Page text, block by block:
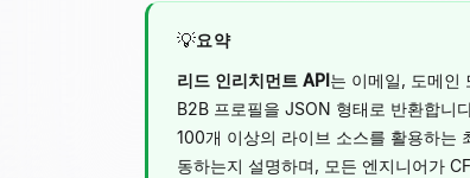
💡요약
리드 인리치먼트 API는 이메일, 도메인
B2B 프로필을 JSON 형태로 반환합니
100개 이상의 라이브 소스를 활용하는
동하는지 설명하며, 모든 엔지니어가